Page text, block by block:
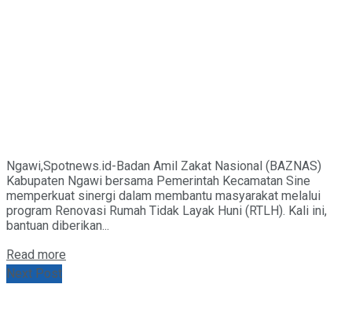
Ngawi,Spotnews.id-Badan Amil Zakat Nasional (BAZNAS)
Kabupaten Ngawi bersama Pemerintah Kecamatan Sine
memperkuat sinergi dalam membantu masyarakat melalui
program Renovasi Rumah Tidak Layak Huni (RTLH). Kali ini,
bantuan diberikan...
Read more
Next Post